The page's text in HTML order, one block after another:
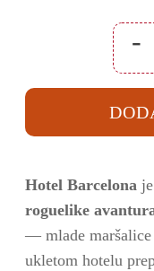
-
Xbox
X
Xbox
Hotel Barcelona je
roguelike
— mlade maršalice
ukletom hotelu